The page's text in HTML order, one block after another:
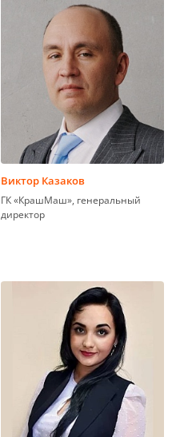
Виктор Казаков
ГК «КрашМаш», генеральный
директор